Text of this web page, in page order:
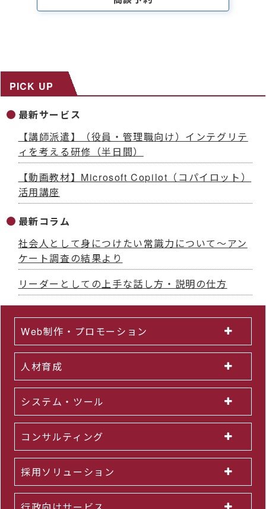
PICK UP
最新サービス
【講師派遣】（役員・管理職向け）インテグリテ
ィを考える研修（半日間）
【動画教材】Microsoft Copilot（コパイロット）
活用講座
最新コラム
社会人として身につけたい常識力について～アン
ケート調査の結果より
リーダーとしての上手な話し方・説明の仕方
Web制作・プロモーション
人材育成
システム・ツール
コンサルティング
採用ソリューション